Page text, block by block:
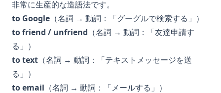
非常に生産的な造語法です。
to Google （名詞 → 動詞：「グーグルで検索する」）
to friend / unfriend （名詞 → 動詞：「友達申請す
る」）
to text （名詞 → 動詞：「テキストメッセージを送
る」）
to email （名詞 → 動詞：「メールする」）